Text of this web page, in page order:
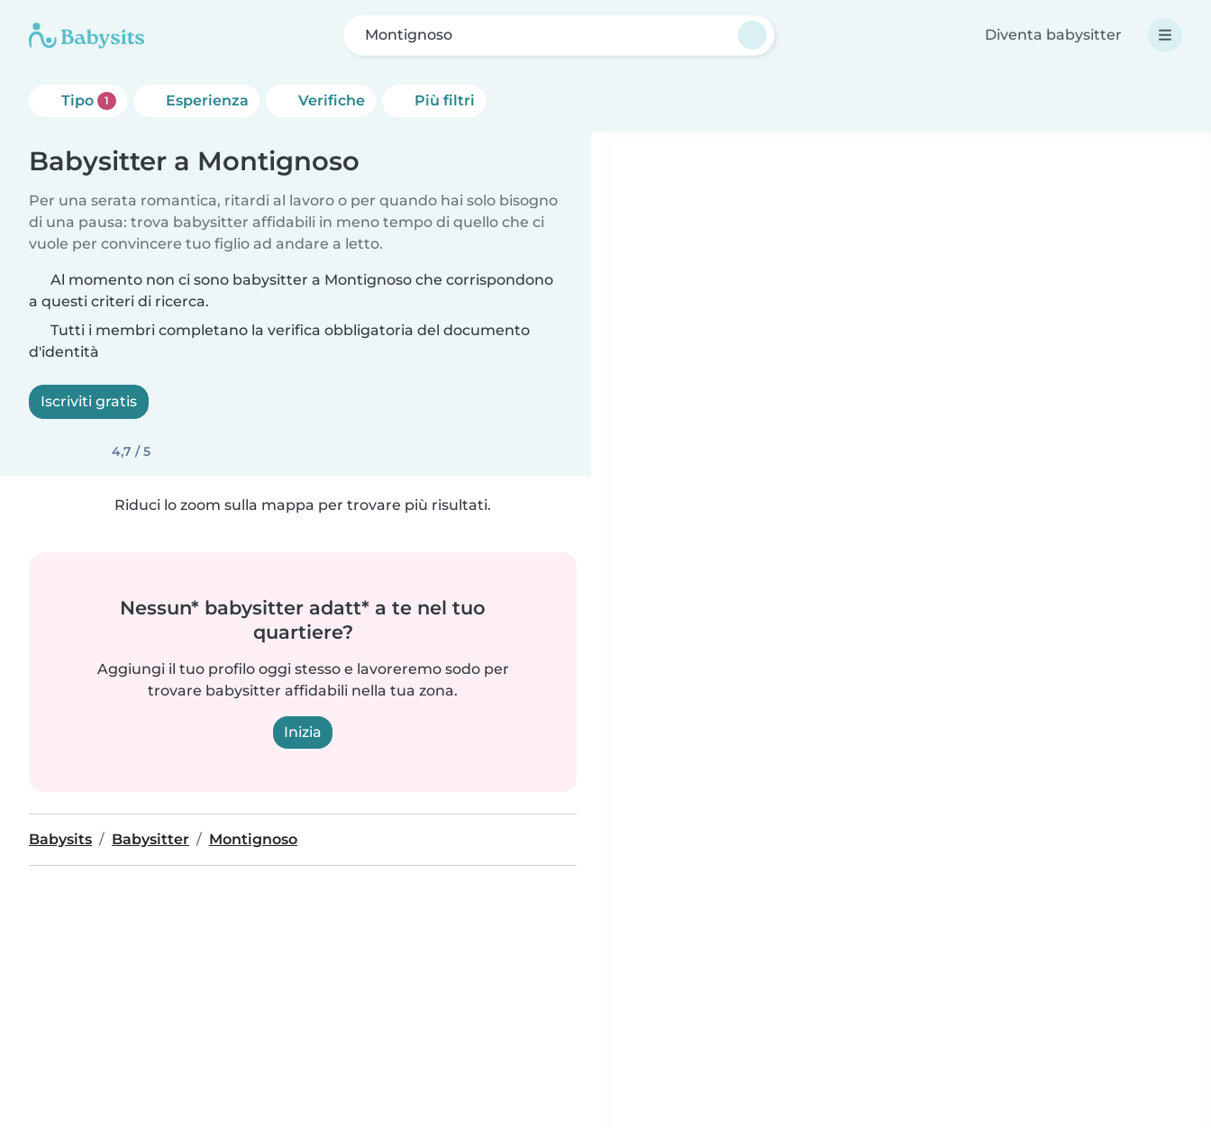
Montignoso Diventa babysitter
Tipo 1 Esperienza Verifiche Più filtri
Babysitter a Montignoso
Per una serata romantica, ritardi al lavoro o per quando hai solo bisogno
di una pausa: trova babysitter affidabili in meno tempo di quello che ci
vuole per convincere tuo figlio ad andare a letto.
Al momento non ci sono babysitter a Montignoso che corrispondono
a questi criteri di ricerca.
Tutti i membri completano la verifica obbligatoria del documento
d'identità
Iscriviti gratis
4,7 / 5
Riduci lo zoom sulla mappa per trovare più risultati.
Nessun* babysitter adatt* a te nel tuo
quartiere?
Aggiungi il tuo profilo oggi stesso e lavoreremo sodo per
trovare babysitter affidabili nella tua zona.
Inizia
Babysits Babysitter Montignoso